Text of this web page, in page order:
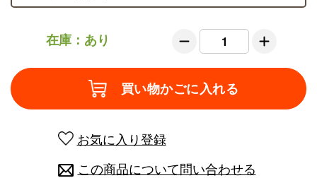
在庫：あり
お気に入り登録
この商品について問い合わせる